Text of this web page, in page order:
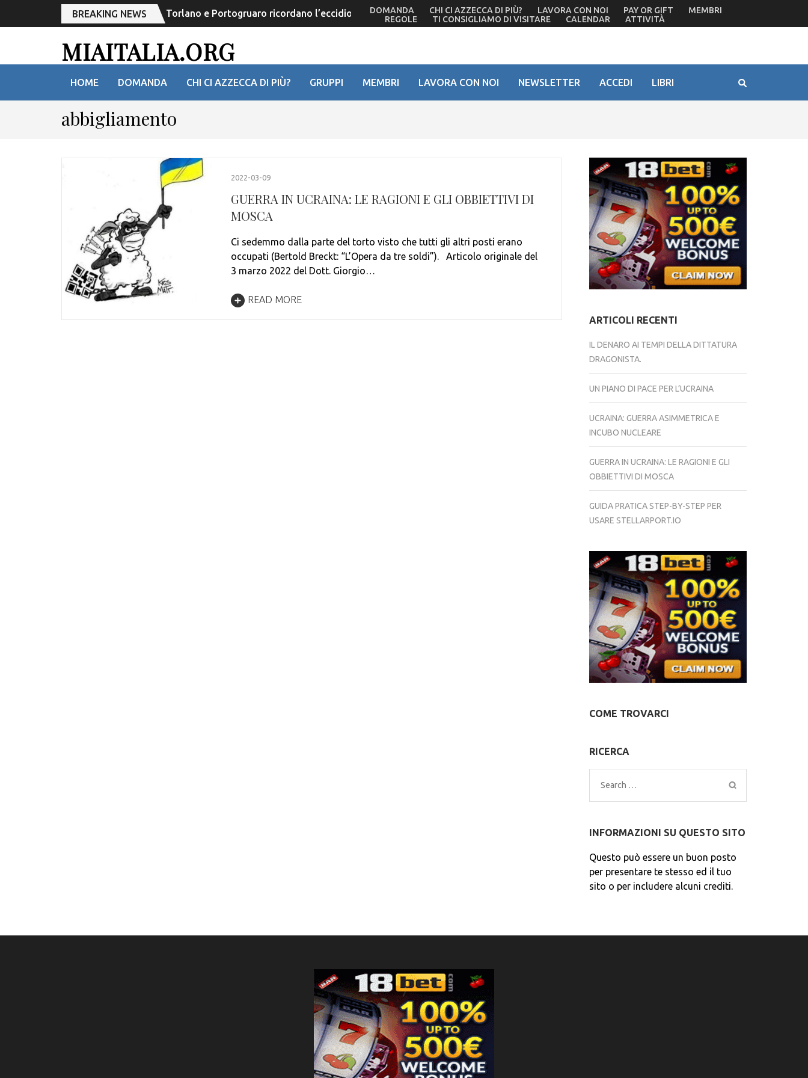
BREAKING NEWS Torlano e Portogruaro ricordano l’eccidio del ’44 – Ma De Bortoli non c’è più
DOMANDA CHI CI AZZECCA DI PIÙ? LAVORA CON NOI PAY OR GIFT
MEMBRI
REGOLE
TI CONSIGLIAMO DI VISITARE CALENDAR ATTIVITÀ
MIAITALIA.ORG
HOME DOMANDA CHI CI AZZECCA DI PIÙ? GRUPPI MEMBRI LAVORA CON NOI NEWSLETTER ACCEDI LIBRI
abbigliamento
2022-03-09
GUERRA IN UCRAINA: LE RAGIONI E GLI OBBIETTIVI DI
MOSCA
Ci sedemmo dalla parte del torto visto che tutti gli altri posti erano
occupati (Bertold Breckt: “L’Opera da tre soldi”). Articolo originale del
3 marzo 2022 del Dott. Giorgio…
READ MORE
ARTICOLI RECENTI
IL DENARO AI TEMPI DELLA DITTATURA
DRAGONISTA.
UN PIANO DI PACE PER L’UCRAINA
UCRAINA: GUERRA ASIMMETRICA E
INCUBO NUCLEARE
GUERRA IN UCRAINA: LE RAGIONI E GLI
OBBIETTIVI DI MOSCA
GUIDA PRATICA STEP-BY-STEP PER
USARE STELLARPORT.IO
COME TROVARCI
RICERCA
Search
for:
INFORMAZIONI SU QUESTO SITO
Questo può essere un buon posto
per presentare te stesso ed il tuo
sito o per includere alcuni crediti.